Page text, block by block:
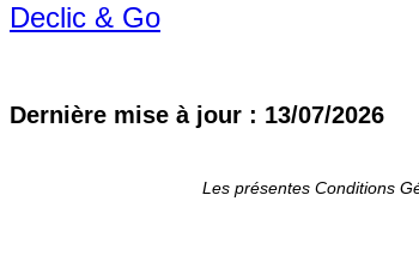
Declic & Go
Dernière mise à jour : 13/07/2026
Les présentes Conditions